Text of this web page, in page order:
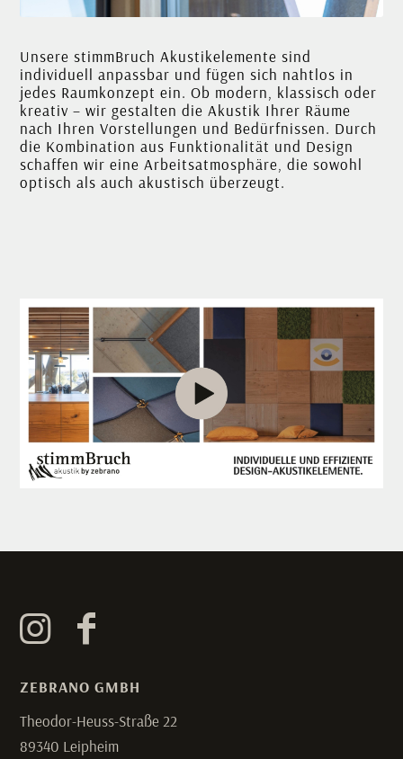
Unsere stimmBruch Akustikelemente sind
individuell anpassbar und fügen sich nahtlos in
jedes Raumkonzept ein. Ob modern, klassisch oder
kreativ – wir gestalten die Akustik Ihrer Räume
nach Ihren Vorstellungen und Bedürfnissen. Durch
die Kombination aus Funktionalität und Design
schaffen wir eine Arbeitsatmosphäre, die sowohl
optisch als auch akustisch überzeugt.
ZEBRANO GMBH
Theodor-Heuss-Straße 22
89340 Leipheim